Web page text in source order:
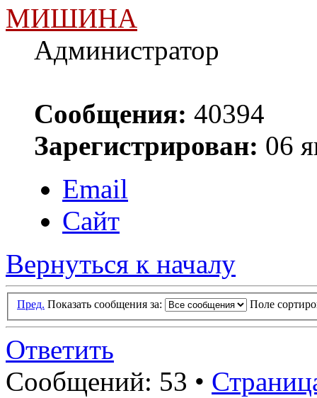
МИШИНА
Администратор
Сообщения: 40394
Зарегистрирован: 06
Email
Сайт
Вернуться к началу
Пред. Показать сообщения за: Поле
Ответить
Сообщений: 53 •